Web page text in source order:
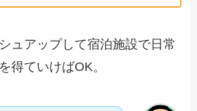
ュアップして宿泊施設で日常
得ていけばOK。